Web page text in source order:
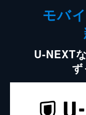
モバ
U-NEXT
ず